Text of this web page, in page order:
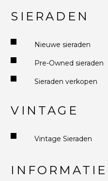
SIERADEN
Nieuwe sieraden
Pre-Owned sieraden
Sieraden verkopen
VINTAGE
Vintage Sieraden
INFORMATIE